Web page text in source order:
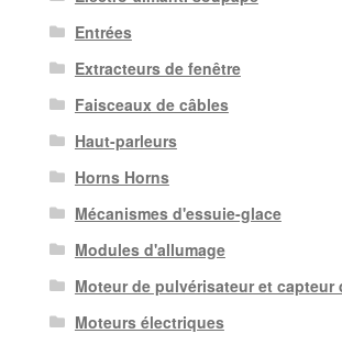
Entrées
Extracteurs de fenêtre
Faisceaux de câbles
Haut-parleurs
Horns Horns
Mécanismes d'essuie-glace
Modules d'allumage
Moteur de pulvérisateur et capteur
Moteurs électriques